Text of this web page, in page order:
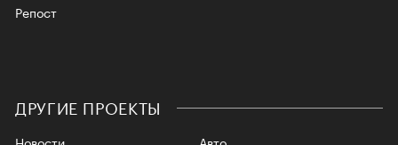
Репост
ДРУГИЕ ПРОЕКТЫ